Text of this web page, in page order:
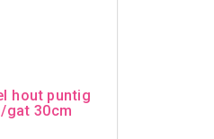
hout puntig
gat 30cm